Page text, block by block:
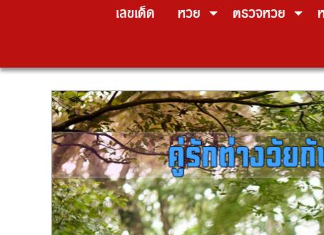
เลขเด็ด หวย ตรวจหวย